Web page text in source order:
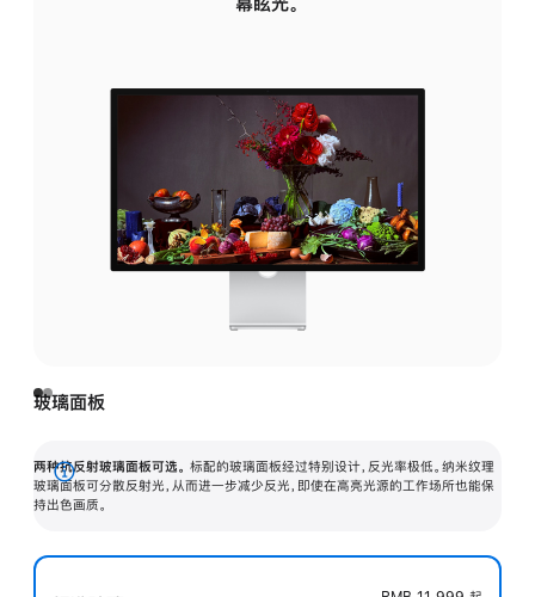
玻璃面板
两种抗反射玻璃面板可选。 标配的玻璃面板经过特别设计，反光率极低。纳米纹理
玻璃面板可分散反射光，从而进一步减少反光，即使在高亮光源的工作场所也能保
持出色画质。
展
开